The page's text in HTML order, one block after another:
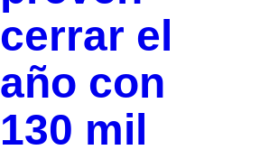
cerrar el
año con
130 mil